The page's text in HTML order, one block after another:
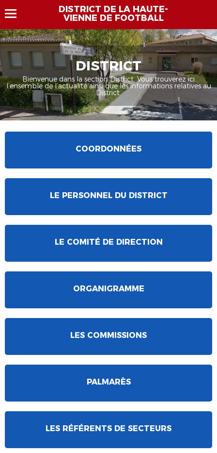
DISTRICT DE LA HAUTE-
VIENNE DE FOOTBALL
DISTRICT
Bienvenue dans la section District. Vous trouverez ici
l’ensemble de l’actualité ainsi que les informations relatives au
District.
COORDONNÉES
LE PERSONNEL DU DISTRICT
LE COMITÉ DE DIRECTION
ORGANIGRAMME
LES COMMISSIONS
PALMARÈS
LES RÉFÉRENTS DE SECTEURS